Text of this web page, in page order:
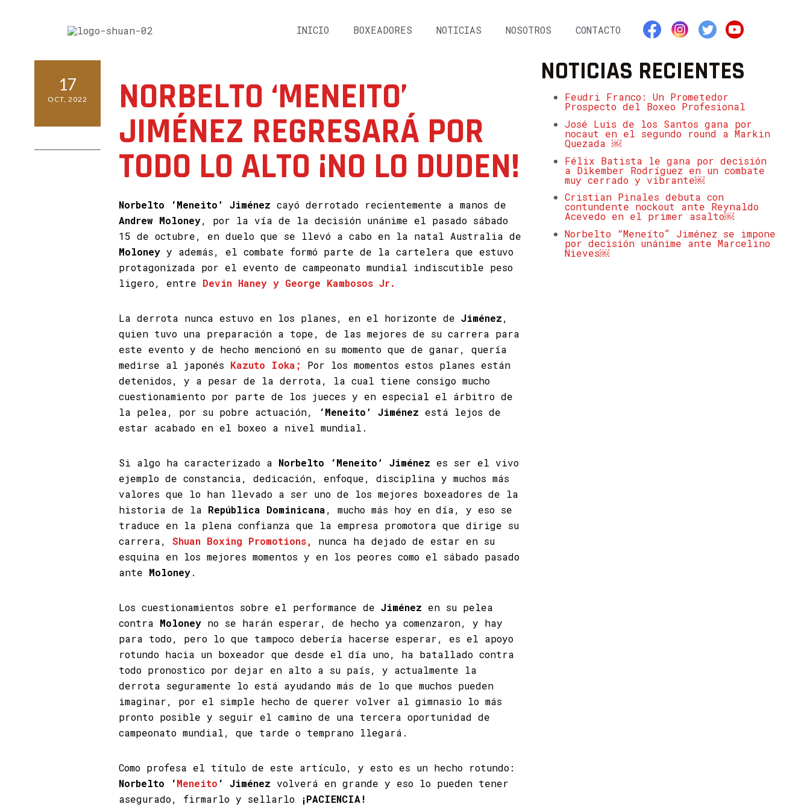
INICIO BOXEADORES NOTICIAS NOSOTROS CONTACTO
17
OCT, 2022 NORBELTO ‘MENEITO’
JIMÉNEZ REGRESARÁ POR
TODO LO ALTO ¡NO LO DUDEN!
Norbelto ‘Meneito’ Jiménez cayó derrotado recientemente a manos de
Andrew Moloney, por la vía de la decisión unánime el pasado sábado
15 de octubre, en duelo que se llevó a cabo en la natal Australia de
Moloney y además, el combate formó parte de la cartelera que estuvo
protagonizada por el evento de campeonato mundial indiscutible peso
ligero, entre Devin Haney y George Kambosos Jr.
La derrota nunca estuvo en los planes, en el horizonte de Jiménez,
quien tuvo una preparación a tope, de las mejores de su carrera para
este evento y de hecho mencionó en su momento que de ganar, quería
medirse al japonés Kazuto Ioka;
Por los momentos estos planes están
detenidos, y a pesar de la derrota, la cual tiene consigo mucho
cuestionamiento por parte de los jueces y en especial el árbitro de
la pelea, por su pobre actuación,
‘Meneito’ Jiménez está lejos de
estar acabado en el boxeo a nivel mundial.
Si algo ha caracterizado a Norbelto ‘Meneito’ Jiménez es ser el vivo
ejemplo de constancia, dedicación, enfoque, disciplina y muchos más
valores que lo han llevado a ser uno de los mejores boxeadores de la
historia de la República Dominicana, mucho más hoy en día, y eso se
traduce en la plena confianza que la empresa promotora que dirige su
carrera, Shuan Boxing Promotions,
nunca ha dejado de estar en su
esquina en los mejores momentos y en los peores como el sábado pasado
ante Moloney.
Los cuestionamientos sobre el performance de Jiménez en su pelea
contra Moloney no se harán esperar, de hecho ya comenzaron, y hay
para todo, pero lo que tampoco debería hacerse esperar, es el apoyo
rotundo hacia un boxeador que desde el día uno, ha batallado contra
todo pronostico por dejar en alto a su país, y actualmente la
derrota seguramente lo está ayudando más de lo que muchos pueden
imaginar, por el simple hecho de querer volver al gimnasio lo más
pronto posible y seguir el camino de una tercera oportunidad de
campeonato mundial, que tarde o temprano llegará.
Como profesa el título de este artículo, y esto es un hecho rotundo:
Norbelto ‘Meneito ‘ Jiménez volverá en grande y eso lo pueden tener
asegurado, firmarlo y sellarlo
¡PACIENCIA!
NOTICIAS RECIENTES
Feudri Franco: Un Prometedor
Prospecto del Boxeo Profesional
José Luis de los Santos gana por
nocaut en el segundo round a Markin
Quezada ￼
Félix Batista le gana por decisión
a Dikember Rodríguez en un combate
muy cerrado y vibrante￼
Cristian Pinales debuta con
contundente nockout ante Reynaldo
Acevedo en el primer asalto￼
Norbelto “Meneíto” Jiménez se impone
por decisión unánime ante Marcelino
Nieves￼